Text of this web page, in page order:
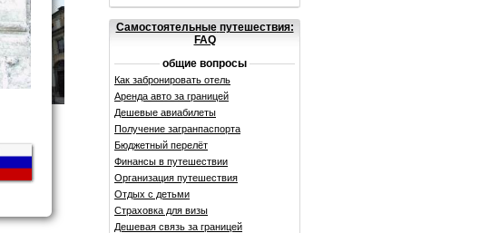
Самостоятельные путешествия:
FAQ
общие вопросы
Как забронировать отель
Аренда авто за границей
Дешевые авиабилеты
Получение загранпаспорта
Бюджетный перелёт
Финансы в путешествии
Организация путешествия
Отдых с детьми
Страховка для визы
Дешевая связь за границей